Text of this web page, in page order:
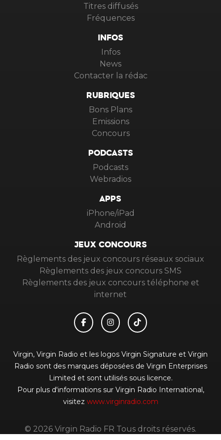
Titres diffusés
Fréquences
INFOS
Infos
News
Contacter la rédac
RUBRIQUES
Bons Plans
Emissions
Concours
PODCASTS
Podcasts
Webradios
APPS
iPhone/iPad
Android
JEUX CONCOURS
Règlements des jeux concours réseaux sociaux
Règlements des jeux concours SMS
Règlements des jeux concours téléphone et
internet
Virgin, Virgin Radio et les logos Virgin Signature et Virgin
Radio sont des marques déposées de Virgin Enterprises
Limited et sont utilisés sous licence.
Pour plus d'informations sur Virgin Radio International,
visitez www.virginradio.com
© 2026 Virgin Radio FR Tous droits réservés.